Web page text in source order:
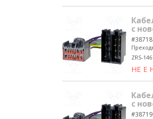
с
#38718
ZRS-146
НЕ Е
с
#38719